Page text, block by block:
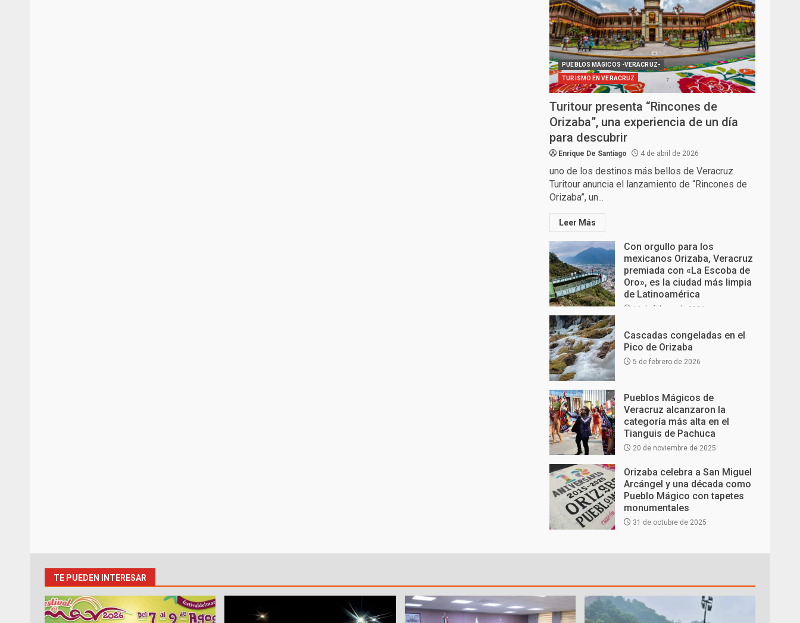
PUEBLOS MÁGICOS -VERACRUZ-
TURISMO EN VERACRUZ
Turitour presenta “Rincones de
Orizaba”, una experiencia de un día
para descubrir
Enrique De Santiago 4 de abril de 2026
uno de los destinos más bellos de Veracruz
Turitour anuncia el lanzamiento de “Rincones de
Orizaba”, un...
Leer Más
Con orgullo para los
mexicanos Orizaba, Veracruz
premiada con «La Escoba de
Oro», es la ciudad más limpia
de Latinoamérica
16 de febrero de 2026
Cascadas congeladas en el
Pico de Orizaba
5 de febrero de 2026
Pueblos Mágicos de
Veracruz alcanzaron la
categoría más alta en el
Tianguis de Pachuca
20 de noviembre de 2025
Orizaba celebra a San Miguel
Arcángel y una década como
Pueblo Mágico con tapetes
monumentales
31 de octubre de 2025
TE PUEDEN INTERESAR